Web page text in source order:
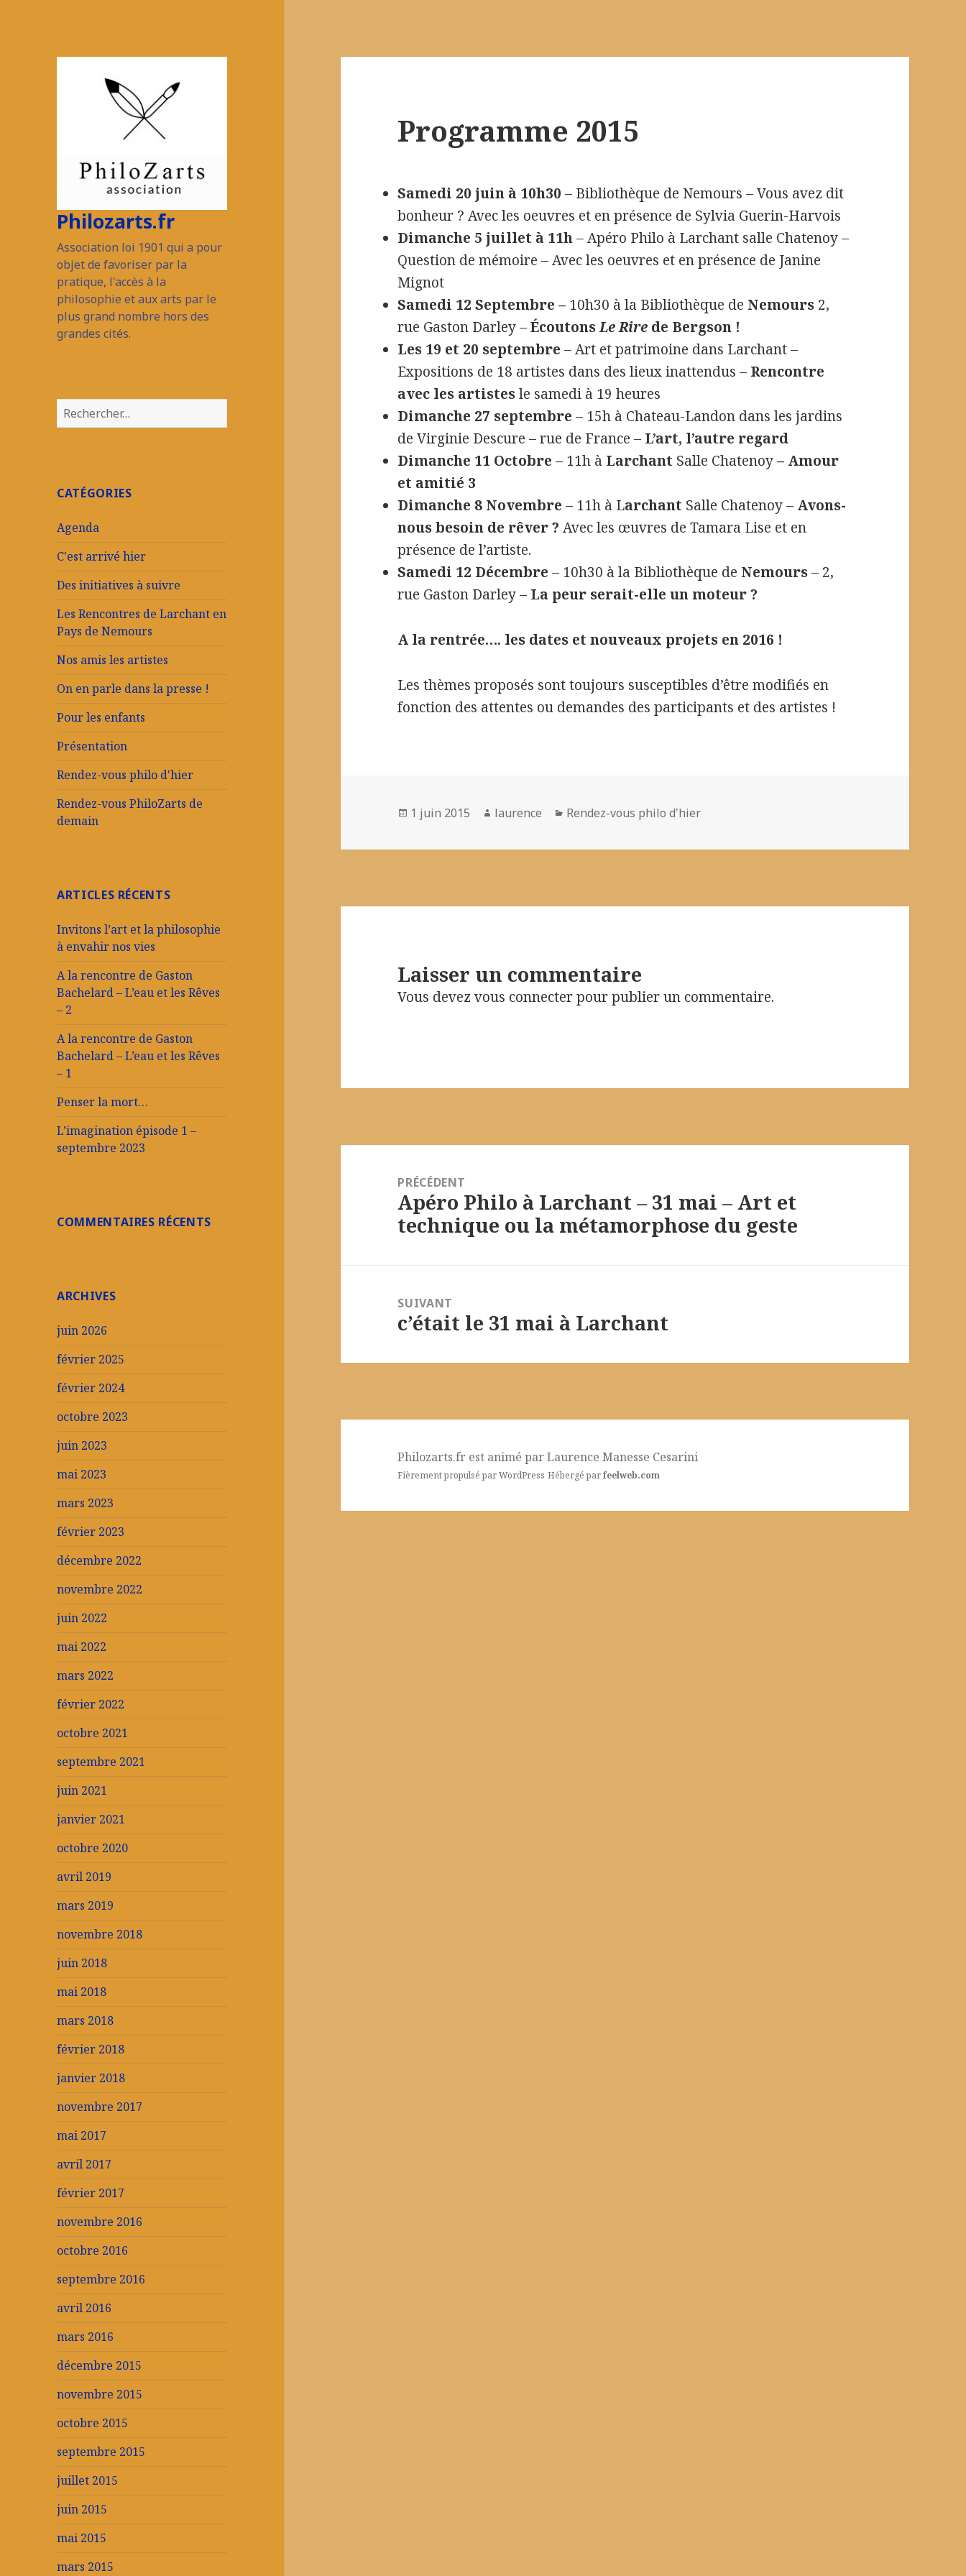
Philozarts.fr
Association loi 1901 qui a pour
objet de favoriser par la
pratique, l'accès à la
philosophie et aux arts par le
plus grand nombre hors des
grandes cités.
Rechercher :
CATÉGORIES
Agenda
C'est arrivé hier
Des initiatives à suivre
Les Rencontres de Larchant en
Pays de Nemours
Nos amis les artistes
On en parle dans la presse !
Pour les enfants
Présentation
Rendez-vous philo d'hier
Rendez-vous PhiloZarts de
demain
ARTICLES RÉCENTS
Invitons l’art et la philosophie
à envahir nos vies
A la rencontre de Gaston
Bachelard – L’eau et les Rêves
– 2
A la rencontre de Gaston
Bachelard – L’eau et les Rêves
– 1
Penser la mort…
L’imagination épisode 1 –
septembre 2023
COMMENTAIRES RÉCENTS
ARCHIVES
juin 2026
février 2025
février 2024
octobre 2023
juin 2023
mai 2023
mars 2023
février 2023
décembre 2022
novembre 2022
juin 2022
mai 2022
mars 2022
février 2022
octobre 2021
septembre 2021
juin 2021
janvier 2021
octobre 2020
avril 2019
mars 2019
novembre 2018
juin 2018
mai 2018
mars 2018
février 2018
janvier 2018
novembre 2017
mai 2017
avril 2017
février 2017
novembre 2016
octobre 2016
septembre 2016
avril 2016
mars 2016
décembre 2015
novembre 2015
octobre 2015
septembre 2015
juillet 2015
juin 2015
mai 2015
mars 2015
Programme 2015
Samedi 20 juin à 10h30 – Bibliothèque de Nemours – Vous avez dit
bonheur ? Avec les oeuvres et en présence de Sylvia Guerin-Harvois
Dimanche 5 juillet à 11h– Apéro Philo à Larchant salle Chatenoy –
Question de mémoire – Avec les oeuvres et en présence de Janine
Mignot
Samedi 12 Septembre – 10h30 à la Bibliothèque de Nemours 2,
rue Gaston Darley –ÉcoutonsLe Rire de Bergson !
Les 19 et 20 septembre – Art et patrimoine dans Larchant –
Expositions de 18 artistes dans des lieux inattendus – Rencontre
avec les artistesle samedi à 19 heures
Dimanche 27 septembre – 15h à Chateau-Landon dans les jardins
de Virginie Descure – rue de France – L’art, l’autre regard
Dimanche 11 Octobre – 11h à Larchant Salle Chatenoy– Amour
et amitié 3
Dimanche 8 Novembre – 11h à Larchant Salle Chatenoy – Avons-
nous besoin de rêver ? Avec les œuvres de Tamara Lise et en
présence de l’artiste.
Samedi 12 Décembre – 10h30 à la Bibliothèque de Nemours– 2,
rue Gaston Darley – La peur serait-elle un moteur ?
A la rentrée…. les dates et nouveaux projets en 2016 !
Les thèmes proposés sont toujours susceptibles d’être modifiés en
fonction des attentes ou demandes des participants et des artistes !
Publié
1 juin 2015 Auteur
laurence Catégories
Rendez-vous philo d'hier
Laisser un commentaire
Vous devezvous connecterpour publier un commentaire.
PRÉCÉDENT
Article
précédent :
Apéro Philo à Larchant – 31 mai – Art et
technique ou la métamorphose du geste
SUIVANT
Article
c’était le 31 mai à Larchant
Philozarts.fr est animé parLaurence Manesse Cesarini
Fièrement propulsé par WordPress Hébergé parfeelweb.com